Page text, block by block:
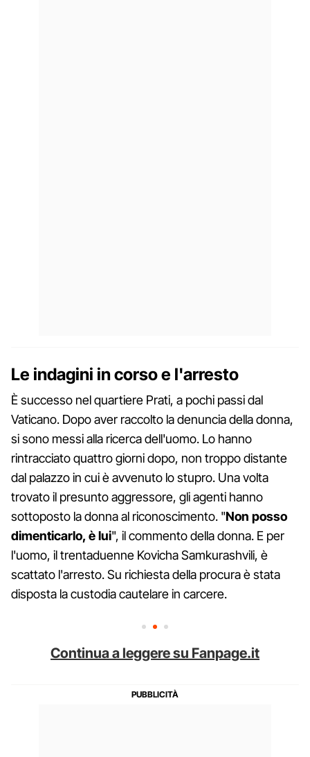
Le indagini in corso e l'arresto
È successo nel quartiere Prati, a pochi passi dal
Vaticano. Dopo aver raccolto la denuncia della donna,
si sono messi alla ricerca dell'uomo. Lo hanno
rintracciato quattro giorni dopo, non troppo distante
dal palazzo in cui è avvenuto lo stupro. Una volta
trovato il presunto aggressore, gli agenti hanno
sottoposto la donna al riconoscimento. "Non posso
dimenticarlo, è lui", il commento della donna. E per
l'uomo, il trentaduenne Kovicha Samkurashvili, è
scattato l'arresto. Su richiesta della procura è stata
disposta la custodia cautelare in carcere.
Continua a leggere su Fanpage.it